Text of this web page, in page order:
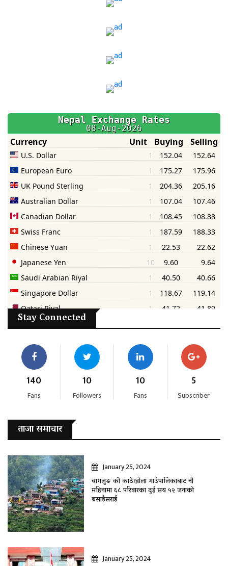
Stay Connected
140
Fans
10
Followers
10
Fans
5
Subscriber
ताजा समाचार
January 25, 2024
बागलुङ काे काठेखोला गाउँपालिकाबाट नौ
महिनामा ६८ परिवारका दुई सय ५२ जनाकाे
बसाइँसराई
January 25, 2024